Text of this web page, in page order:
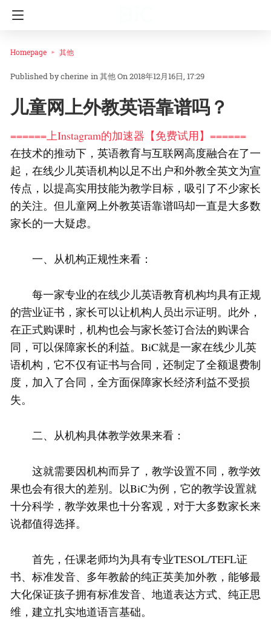
Homepage 其他
cherine in其他On 2018年12月16日, 17:29
儿童网上外教英语靠谱吗？
======上Instagram的加速器【免费试用】======
在技术的推动下，英语教育与互联网高度融合在了一
起，在线少儿英语机构以足不出户和外教全英文为宣
传点，以提高实用技能为教学目标，吸引了不少家长
的关注。但儿童网上外教英语靠谱吗却一直是大多数
家长的一大疑虑。
一、从机构正规性来看：
每一家专业的在线少儿英语教育机构均具有正规
的营业证书，家长可以让机构人员出示证明。此外，
在正式购课时，机构也会与家长签订合法的购课合
同，可以保障家长的利益。BiC就是一家在线少儿英
语机构，它不仅有证书与合同，还制定了全额退费制
度，加入了合同，全方面保障家长经济利益不受损
失。
二、从机构具体教学效果来看：
这就需要因机构而异了，教学设置不同，教学效
果也会有很大的差别。以BiC为例，它的教学设置就
十分科学，教学效果也十分客观，对于大多数家长来
说都值得选择。
首先，任课老师均为具有专业TESOL/TEFL证
书、标准发音、多年教龄的纯正英美加外教，能够最
大化保证孩子拥有标准发音、地道表达方式、纯正思
维，建立扎实地道语言基础。